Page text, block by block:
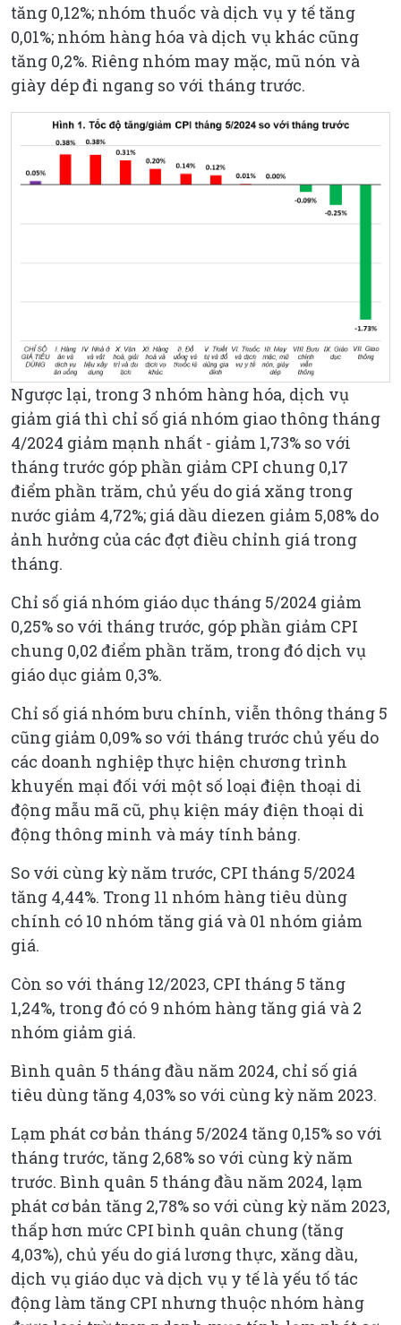
tăng 0,12%; nhóm thuốc và dịch vụ y tế tăng
0,01%; nhóm hàng hóa và dịch vụ khác cũng
tăng 0,2%. Riêng nhóm may mặc, mũ nón và
giày dép đi ngang so với tháng trước.
Ngược lại, trong 3 nhóm hàng hóa, dịch vụ
giảm giá thì chỉ số giá nhóm giao thông tháng
4/2024 giảm mạnh nhất - giảm 1,73% so với
tháng trước góp phần giảm CPI chung 0,17
điểm phần trăm, chủ yếu do giá xăng trong
nước giảm 4,72%; giá dầu diezen giảm 5,08% do
ảnh hưởng của các đợt điều chỉnh giá trong
tháng.
Chỉ số giá nhóm giáo dục tháng 5/2024 giảm
0,25% so với tháng trước, góp phần giảm CPI
chung 0,02 điểm phần trăm, trong đó dịch vụ
giáo dục giảm 0,3%.
Chỉ số giá nhóm bưu chính, viễn thông tháng 5
cũng giảm 0,09% so với tháng trước chủ yếu do
các doanh nghiệp thực hiện chương trình
khuyến mại đối với một số loại điện thoại di
động mẫu mã cũ, phụ kiện máy điện thoại di
động thông minh và máy tính bảng.
So với cùng kỳ năm trước, CPI tháng 5/2024
tăng 4,44%. Trong 11 nhóm hàng tiêu dùng
chính có 10 nhóm tăng giá và 01 nhóm giảm
giá.
Còn so với tháng 12/2023, CPI tháng 5 tăng
1,24%, trong đó có 9 nhóm hàng tăng giá và 2
nhóm giảm giá.
Bình quân 5 tháng đầu năm 2024, chỉ số giá
tiêu dùng tăng 4,03% so với cùng kỳ năm 2023.
Lạm phát cơ bản tháng 5/2024 tăng 0,15% so với
tháng trước, tăng 2,68% so với cùng kỳ năm
trước. Bình quân 5 tháng đầu năm 2024, lạm
phát cơ bản tăng 2,78% so với cùng kỳ năm 2023,
thấp hơn mức CPI bình quân chung (tăng
4,03%), chủ yếu do giá lương thực, xăng dầu,
dịch vụ giáo dục và dịch vụ y tế là yếu tố tác
động làm tăng CPI nhưng thuộc nhóm hàng